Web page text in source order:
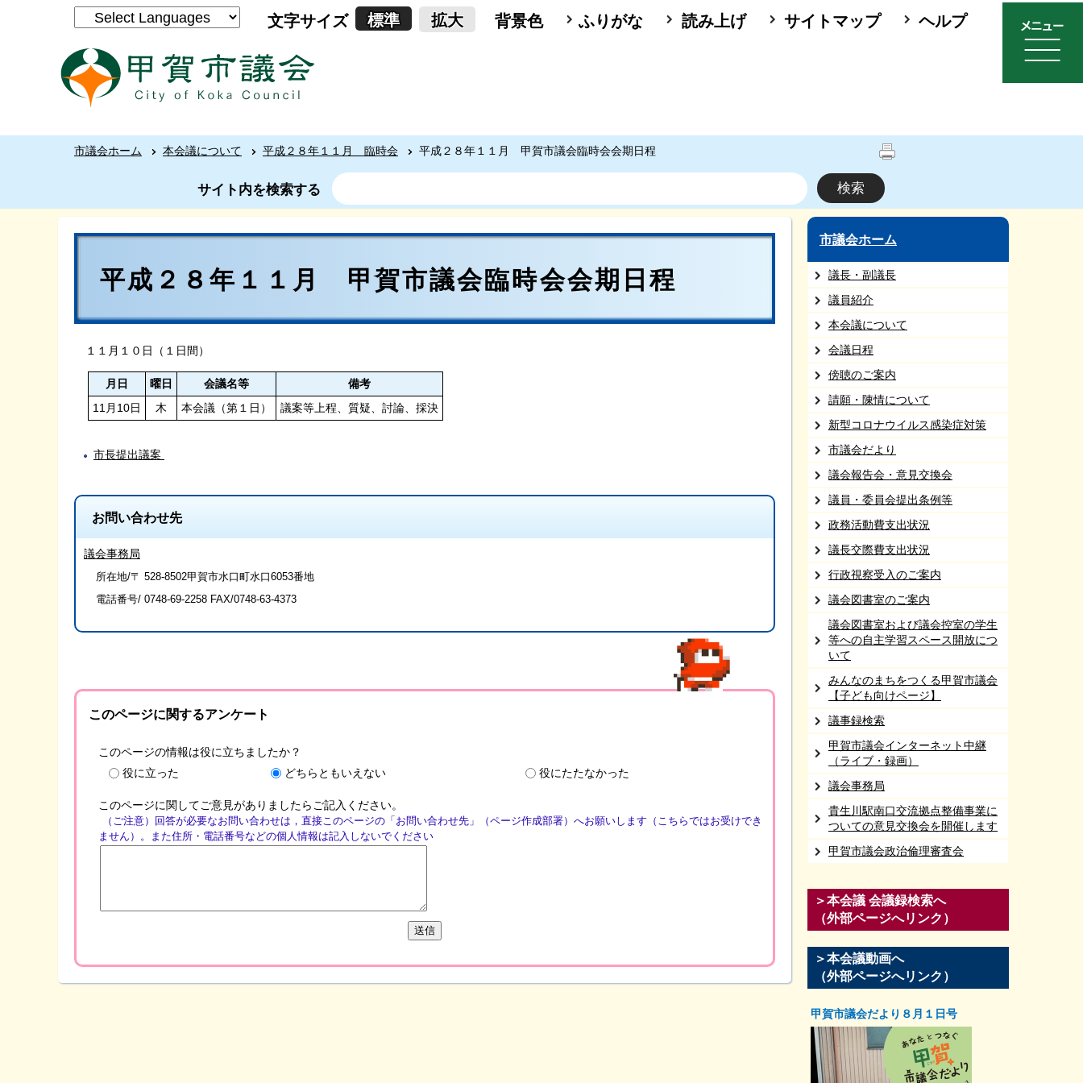
文字サイズ 標準 拡大 背景色 ふりがな 読み上げ サイトマップ ヘルプ
市議会ホーム 本会議について 平成２８年１１月 臨時会 平成２８年１１月 甲賀市議会臨時会会期日程
サイト内を検索する
平成２８年１１月 甲賀市議会臨時会会期日程
１１月１０日（１日間）
月日 曜日 会議名等
備考
11月10日
木 本会議（第１日） 議案等上程、質疑、討論、採決
市長提出議案
お問い合わせ先
議会事務局
所在地/〒 528-8502甲賀市水口町水口6053番地
電話番号/ 0748-69-2258 FAX/0748-63-4373
このページに関するアンケート
このページの情報は役に立ちましたか？
役に立った
どちらともいえない 役にたたなかった
このページに関してご意見がありましたらご記入ください。
（ご注意）回答が必要なお問い合わせは，直接このページの「お問い合わせ先」（ページ作成部署）へお願いします（こちらではお受けでき
ません）。また住所・電話番号などの個人情報は記入しないでください
市議会ホーム
議長・副議長
議員紹介
本会議について
会議日程
傍聴のご案内
請願・陳情について
新型コロナウイルス感染症対策
市議会だより
議会報告会・意見交換会
議員・委員会提出条例等
政務活動費支出状況
議長交際費支出状況
行政視察受入のご案内
議会図書室のご案内
議会図書室および議会控室の学生
等への自主学習スペース開放につ
いて
みんなのまちをつくる甲賀市議会
【子ども向けページ】
議事録検索
甲賀市議会インターネット中継
（ライブ・録画）
議会事務局
貴生川駅南口交流拠点整備事業に
ついての意見交換会を開催します
甲賀市議会政治倫理審査会
＞本会議 会議録検索へ
（外部ページへリンク）
＞本会議動画へ
（外部ページへリンク）
甲賀市議会だより８月１日号